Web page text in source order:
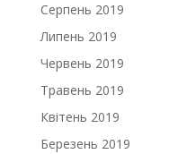
Серпень 2019
Липень 2019
Червень 2019
Травень 2019
Квітень 2019
Березень 2019